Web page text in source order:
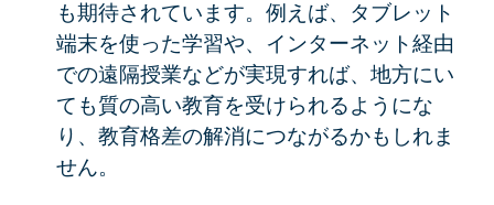
も期待されています。例えば、タブレット
端末を使った学習や、インターネット経由
での遠隔授業などが実現すれば、地方にい
ても質の高い教育を受けられるようにな
り、教育格差の解消につながるかもしれま
せん。